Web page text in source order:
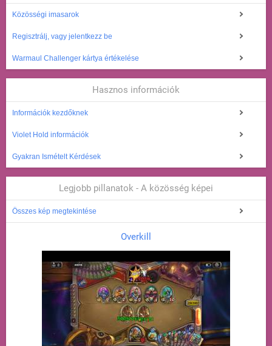
Közösségi imasarok
Regisztrálj, vagy jelentkezz be
Warmaul Challenger kártya értékelése
Hasznos információk
Információk kezdőknek
Violet Hold információk
Gyakran Ismételt Kérdések
Legjobb pillanatok - A közösség képei
Összes kép megtekintése
Overkill